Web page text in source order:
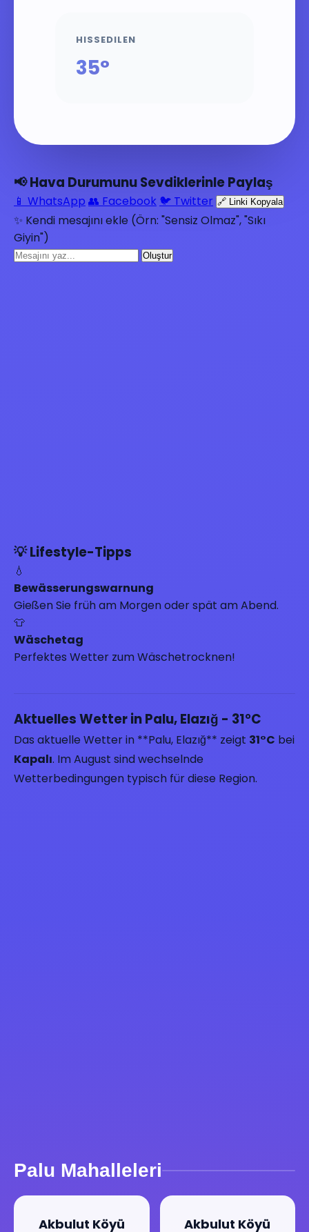
HISSEDILEN
35°
📢 Hava Durumunu Sevdiklerinle Paylaş
📱 WhatsApp 👥 Facebook 🐦 Twitter 🔗 Linki Kopyala
✨ Kendi mesajını ekle (Örn: "Sensiz Olmaz", "Sıkı
Giyin")
Oluştur
💡 Lifestyle-Tipps
💧
Bewässerungswarnung
Gießen Sie früh am Morgen oder spät am Abend.
👕
Wäschetag
Perfektes Wetter zum Wäschetrocknen!
Aktuelles Wetter in Palu, Elazığ - 31°C
Das aktuelle Wetter in **Palu, Elazığ** zeigt 31°C bei
Kapalı. Im August sind wechselnde
Wetterbedingungen typisch für diese Region.
Palu Mahalleleri
Akbulut Köyü Akbulut Köyü